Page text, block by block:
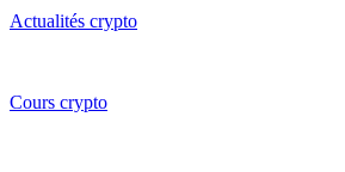
Actualités crypto
Cours crypto